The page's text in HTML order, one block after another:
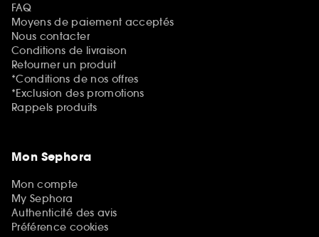
FAQ
Moyens de paiement acceptés
Nous contacter
Conditions de livraison
Retourner un produit
*Conditions de nos offres
*Exclusion des promotions
Rappels produits
Mon Sephora
Mon compte
My Sephora
Authenticité des avis
Préférence cookies